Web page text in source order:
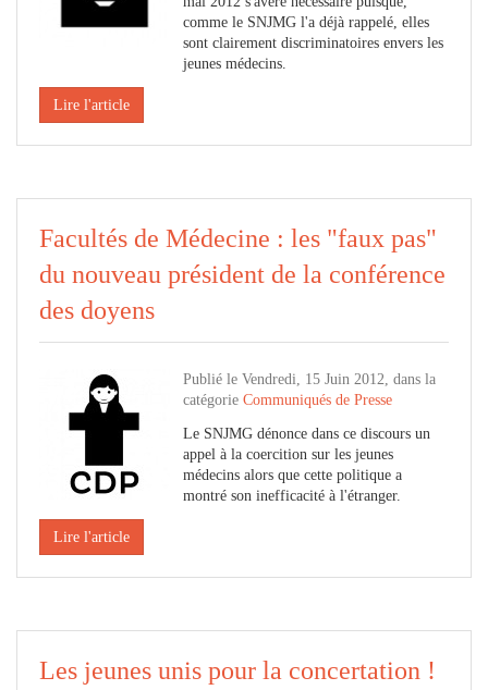
comme le SNJMG l'a déjà rappelé, elles
sont clairement discriminatoires envers les
jeunes médecins.
Lire l'article
Facultés de Médecine : les "faux pas"
du nouveau président de la conférence
des doyens
Publié le Vendredi, 15 Juin 2012, dans la
catégorie Communiqués de Presse
Le SNJMG dénonce dans ce discours un
appel à la coercition sur les jeunes
médecins alors que cette politique a
montré son inefficacité à l'étranger.
Lire l'article
Les jeunes unis pour la concertation !